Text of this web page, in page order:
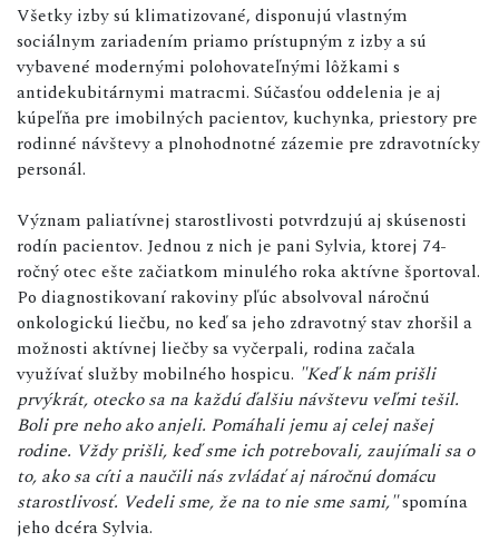
Všetky izby sú klimatizované, disponujú vlastným
sociálnym zariadením priamo prístupným z izby a sú
vybavené modernými polohovateľnými lôžkami s
antidekubitárnymi matracmi. Súčasťou oddelenia je aj
kúpeľňa pre imobilných pacientov, kuchynka, priestory pre
rodinné návštevy a plnohodnotné zázemie pre zdravotnícky
personál.
Význam paliatívnej starostlivosti potvrdzujú aj skúsenosti
rodín pacientov. Jednou z nich je pani Sylvia, ktorej 74-
ročný otec ešte začiatkom minulého roka aktívne športoval.
Po diagnostikovaní rakoviny pľúc absolvoval náročnú
onkologickú liečbu, no keď sa jeho zdravotný stav zhoršil a
možnosti aktívnej liečby sa vyčerpali, rodina začala
využívať služby mobilného hospicu. "Keď k nám prišli
prvýkrát, otecko sa na každú ďalšiu návštevu veľmi tešil.
Boli pre neho ako anjeli. Pomáhali jemu aj celej našej
rodine. Vždy prišli, keď sme ich potrebovali, zaujímali sa o
to, ako sa cíti a naučili nás zvládať aj náročnú domácu
starostlivosť. Vedeli sme, že na to nie sme sami,"spomína
jeho dcéra Sylvia.